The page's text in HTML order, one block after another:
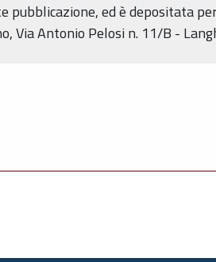
pubblicazione, ed è depositata
Via Antonio Pelosi n. 11/B -